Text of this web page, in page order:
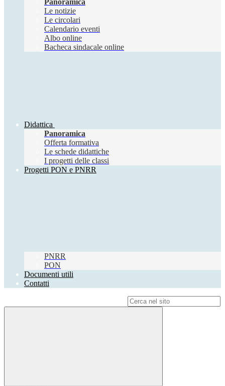
Panoramica
Le notizie
Le circolari
Calendario eventi
Albo online
Bacheca sindacale online
Didattica
Panoramica
Offerta formativa
Le schede didattiche
I progetti delle classi
Progetti PON e PNRR
PNRR
PON
Documenti utili
Contatti